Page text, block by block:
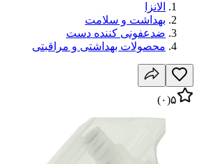
الانزا
بهداشت و سلامت
ضدعفونی کننده دست
محصولات بهداشتی و مراقبتی
۵(۰)